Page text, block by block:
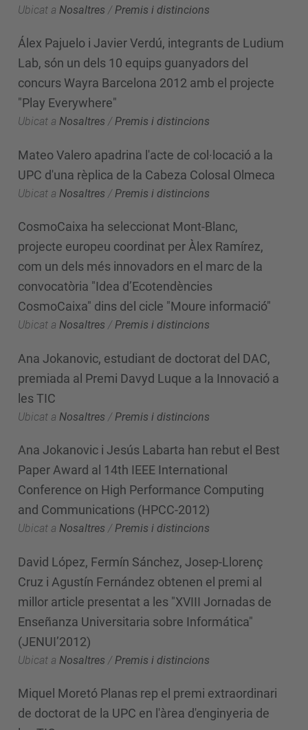
Ubicat a Nosaltres / Premis i distincions
Álex Pajuelo i Javier Verdú, integrants de Ludium
Lab, són un dels 10 equips guanyadors del
concurs Wayra Barcelona 2012 amb el projecte
"Play Everywhere"
Ubicat a Nosaltres /Premis i distincions
Mateo Valero apadrina l'acte de col·locació a la
UPC d'una rèplica de la Cabeza Colosal Olmeca
Ubicat a Nosaltres / Premis i distincions
CosmoCaixa ha seleccionat Mont-Blanc,
projecte europeu coordinat per Àlex Ramírez,
com un dels més innovadors en el marc de la
convocatòria "Idea d’Ecotendències
CosmoCaixa" dins del cicle "Moure informació"
Ubicat a Nosaltres /Premis i distincions
Ana Jokanovic, estudiant de doctorat del DAC,
premiada al Premi Davyd Luque a la Innovació a
les TIC
Ubicat a Nosaltres / Premis i distincions
Ana Jokanovic i Jesús Labarta han rebut el Best
Paper Award al 14th IEEE International
Conference on High Performance Computing
and Communications (HPCC-2012)
Ubicat a Nosaltres /Premis i distincions
David López, Fermín Sánchez, Josep-Llorenç
Cruz i Agustín Fernández obtenen el premi al
millor article presentat a les "XVIII Jornadas de
Enseñanza Universitaria sobre Informática"
(JENUI’2012)
Ubicat a Nosaltres / Premis i distincions
Miquel Moretó Planas rep el premi extraordinari
de doctorat de la UPC en l'àrea d'enginyeria de